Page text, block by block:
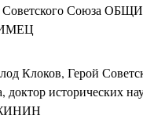
Советского Союза
Клоков, Герой
доктор исторических